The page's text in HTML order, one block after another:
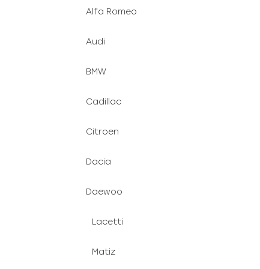
Alfa Romeo
Audi
BMW
Cadillac
Citroen
Dacia
Daewoo
Lacetti
Matiz